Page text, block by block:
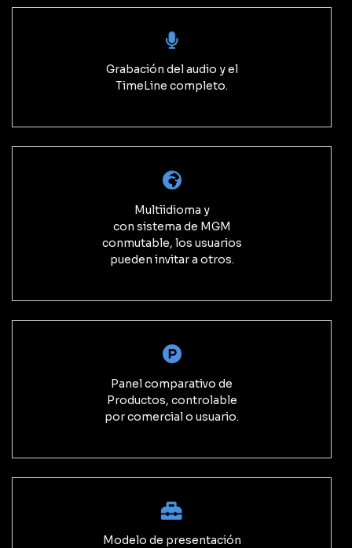
Grabación del audio y el
TimeLine completo.
Multiidioma y
con sistema de MGM
conmutable, los usuarios
pueden invitar a otros.
Panel comparativo de
Productos, controlable
por comercial o usuario.
Modelo de presentación